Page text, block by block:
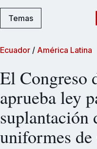
Temas
Ecuador / América Latina
El Congreso
aprueba ley
suplantación
uniformes